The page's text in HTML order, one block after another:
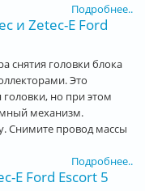
Подробнее..
и Zetec-E Ford
снятия головки блока
Это
но при этом
механизм.
Снимите провод массы
Подробнее..
E Ford Escort 5